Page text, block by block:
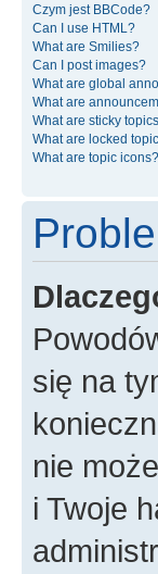
Czym jest BBCode?
Can I use HTML?
What are Smilies?
Can I post images?
What are global
What are
What are sticky
What are locked
What are topic icons?
się na
nie
i Twoje